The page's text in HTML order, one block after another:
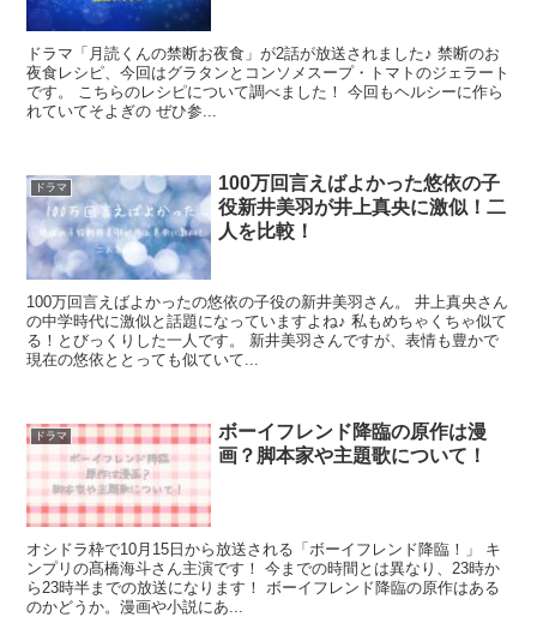
ドラマ「月読くんの禁断お夜食」が2話が放送されました♪ 禁断のお
夜食レシピ、今回はグラタンとコンソメスープ・トマトのジェラート
です。 こちらのレシピについて調べました！ 今回もヘルシーに作ら
れていてそよぎの ぜひ参...
ドラマ
100万回言えばよかった悠依の子
役新井美羽が井上真央に激似！二
人を比較！
100万回言えばよかったの悠依の子役の新井美羽さん。 井上真央さん
の中学時代に激似と話題になっていますよね♪ 私もめちゃくちゃ似て
る！とびっくりした一人です。 新井美羽さんですが、表情も豊かで
現在の悠依ととっても似ていて...
ドラマ
ボーイフレンド降臨の原作は漫
画？脚本家や主題歌について！
オシドラ枠で10月15日から放送される「ボーイフレンド降臨！」 キ
ンプリの髙橋海斗さん主演です！ 今までの時間とは異なり、23時か
ら23時半までの放送になります！ ボーイフレンド降臨の原作はある
のかどうか。漫画や小説にあ...